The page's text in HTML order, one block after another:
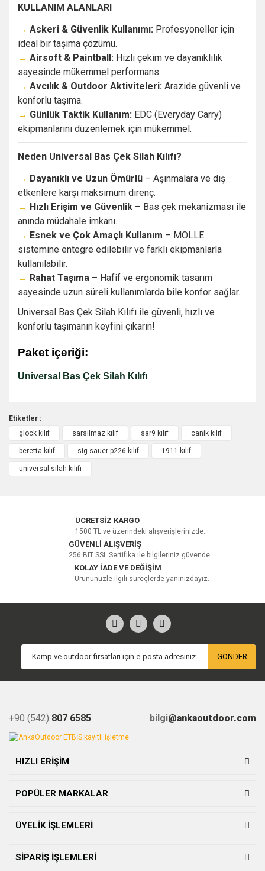
KULLANIM ALANLARI
→ Askeri & Güvenlik Kullanımı: Profesyoneller için
ideal bir taşıma çözümü.
→ Airsoft & Paintball: Hızlı çekim ve dayanıklılık
sayesinde mükemmel performans.
→ Avcılık & Outdoor Aktiviteleri: Arazide güvenli ve
konforlu taşıma.
→ Günlük Taktik Kullanım: EDC (Everyday Carry)
ekipmanlarını düzenlemek için mükemmel.
Neden Universal Bas Çek Silah Kılıfı?
→ Dayanıklı ve Uzun Ömürlü – Aşınmalara ve dış
etkenlere karşı maksimum direnç.
→ Hızlı Erişim ve Güvenlik – Bas çek mekanizması ile
anında müdahale imkanı.
→ Esnek ve Çok Amaçlı Kullanım – MOLLE
sistemine entegre edilebilir ve farklı ekipmanlarla
kullanılabilir.
→ Rahat Taşıma – Hafif ve ergonomik tasarım
sayesinde uzun süreli kullanımlarda bile konfor sağlar.
Universal Bas Çek Silah Kılıfı ile güvenli, hızlı ve
konforlu taşımanın keyfini çıkarın!
Paket içeriği:
Universal Bas Çek Silah Kılıfı
Bu ürüne ilk yorumu siz yapın!
Etiketler :
glock kılıf
sarsılmaz kılıf sar9 kılıf canik kılıf
beretta kılıf sig sauer p226 kılıf 1911 kılıf
universal silah kılıfı
ÜCRETSİZ KARGO
1500 TL ve üzerindeki alışverişlerinizde...
GÜVENLİ ALIŞVERİŞ
256 BIT SSL Sertifika ile bilgileriniz güvende...
KOLAY İADE VE DEĞİŞİM
Ürününüzle ilgili süreçlerde yanınızdayız.
GÖNDER
+90 (542) 807 6585 bilgi@ankaoutdoor.com
HIZLI ERİŞİM
POPÜLER MARKALAR
ÜYELİK İŞLEMLERİ
SİPARİŞ İŞLEMLERİ